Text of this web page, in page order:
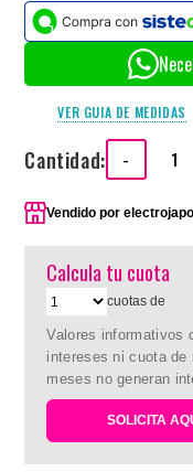
VER GUIA DE MEDIDAS
Cantidad: -
Vendido por
Calcula tu cuota
cuotas de
Valores informativos
intereses ni cuota de
meses no generan
SOLICITA